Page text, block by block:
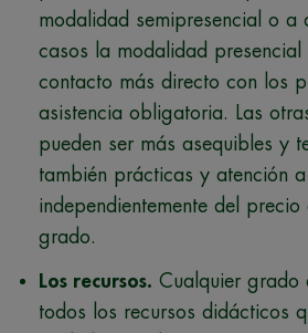
modalidad semipresencial o a
casos la modalidad presencial
contacto más directo con los
asistencia obligatoria. Las
pueden ser más asequibles y
también prácticas y atención
independientemente del precio
grado.
Los recursos. Cualquier grado
todos los recursos didácticos